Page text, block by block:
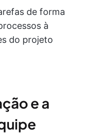
de forma
à
do projeto
e a